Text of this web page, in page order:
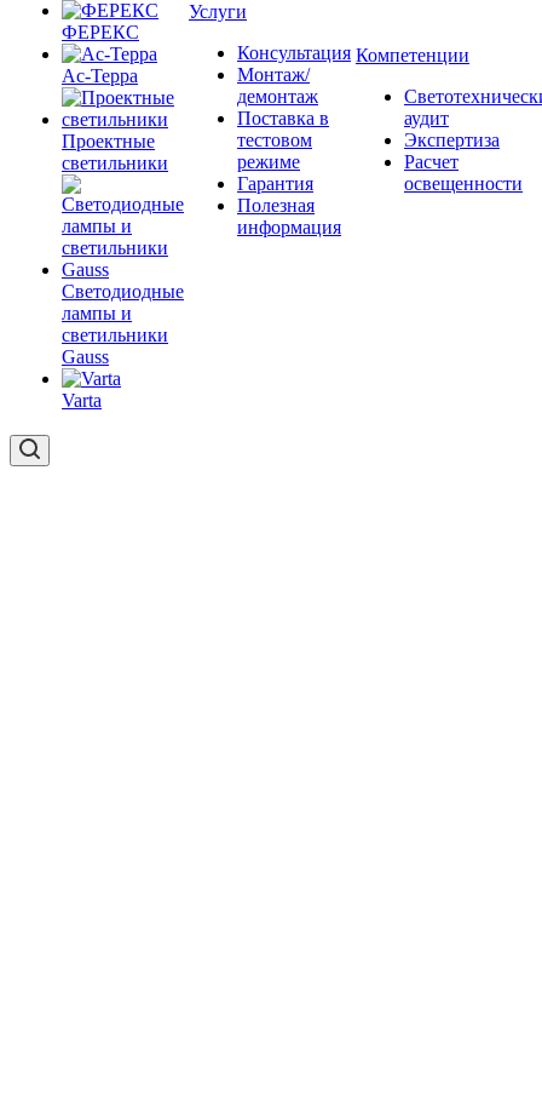
ФЕРЕКС
Ас-Терра
Проектные
светильники
Светодиодные
лампы и
светильники
Gauss
Varta
Услуги
Консультация
Монтаж/
демонтаж
Поставка в
тестовом
режиме
Гарантия
Полезная
информация
Компетенции
аудит
Экспертиза
Расчет
освещенности